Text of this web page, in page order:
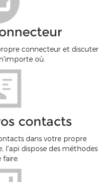
connecteur et discuter
où.
contacts
dans votre propre
l'api dispose des méthodes